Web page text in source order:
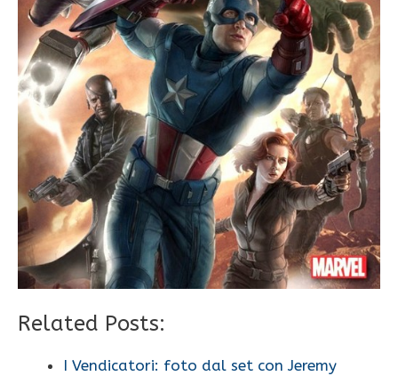
Related Posts:
I Vendicatori: foto dal set con Jeremy